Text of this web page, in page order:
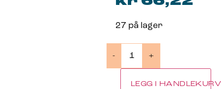
27 på lager
- +
LEGG I HANDLEKURV